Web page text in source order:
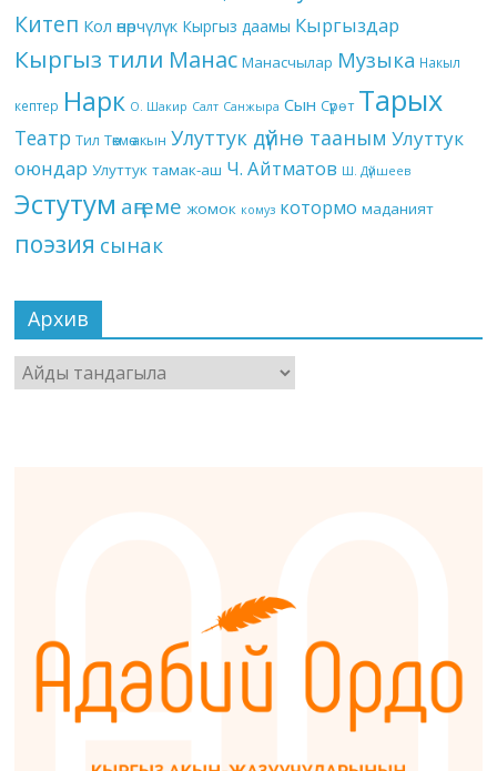
Китеп Кол өнөрчүлүк Кыргыз даамы Кыргыздар
Кыргыз тили Манас Манасчылар Музыка Накыл
кептер Нарк О. Шакир Салт Санжыра Сын Сүрөт Тарых
Театр Тил Төкмө акын Улуттук дүйнө тааным Улуттук
оюндар Улуттук тамак-аш Ч. Айтматов Ш. Дүйшеев
Эстутум аңгеме жомок комуз котормо маданият
поэзия сынак
Архив
Архив